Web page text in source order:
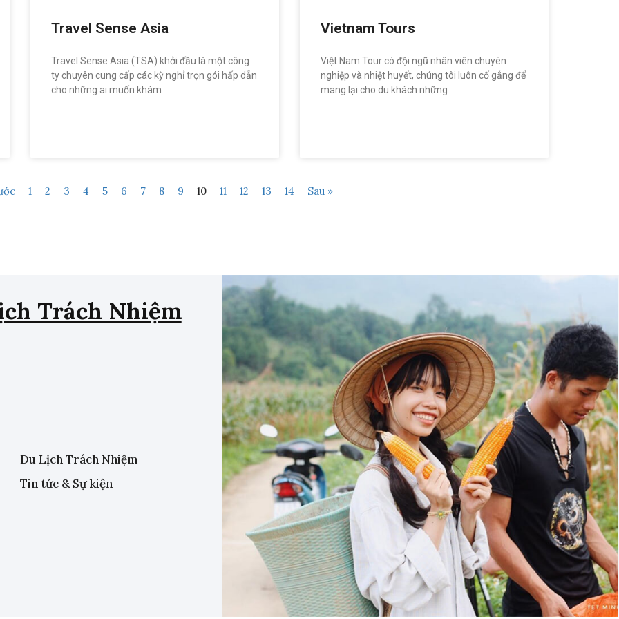
Travel Sense Asia
Travel Sense Asia (TSA) khởi đầu là một công
ty chuyên cung cấp các kỳ nghỉ trọn gói hấp dẫn
cho những ai muốn khám
Vietnam Tours
Việt Nam Tour có đội ngũ nhân viên chuyên
nghiệp và nhiệt huyết, chúng tôi luôn cố gắng để
mang lại cho du khách những
1 2 3 4 5 6 7 8 9 10 11 12 13 14 Sau »
Trách Nhiệm
Du Lịch Trách Nhiệm
Tin tức & Sự kiện